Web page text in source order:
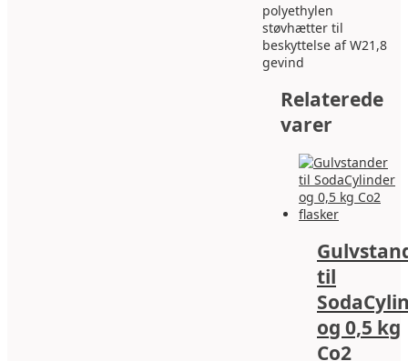
polyethylen
støvhætter til
beskyttelse af W21,8
gevind
Relaterede
varer
til
og 0,5 kg
Co2